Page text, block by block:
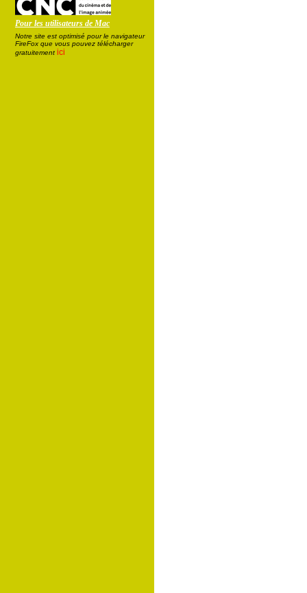
Pour les utilisateurs de Mac
Notre site est optimisé pour le navigateur
FireFox que vous pouvez télécharger
gratuitement ici